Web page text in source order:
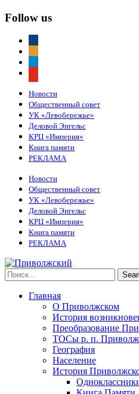
Follow us
Новости
Общественный совет
УК «Левобережье»
Деловой Энгельс
КРЦ «Империя»
Книга памяти
РЕКЛАМА
Новости
Общественный совет
УК «Левобережье»
Деловой Энгельс
КРЦ «Империя»
Книга памяти
РЕКЛАМА
Главная
О Приволжском
История
Преобразование
ТОСы р. п.
География
Население
История